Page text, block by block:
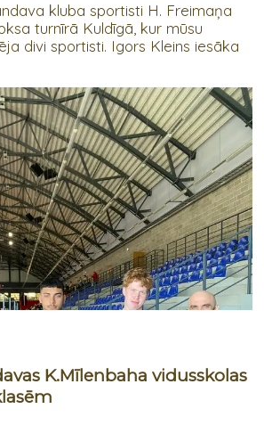
kluba sportisti H. Freimaņa
turnīrā Kuldīgā, kur mūsu
divi sportisti. Igors Kleins iesāka
K.Mīlenbaha vidusskolas